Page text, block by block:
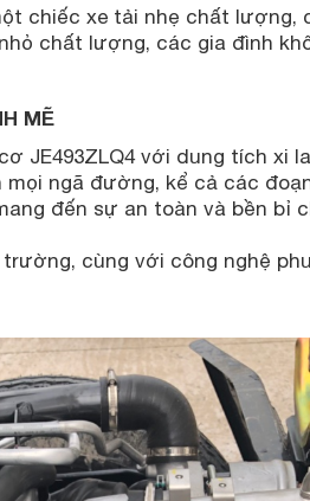
chiếc xe tải nhẹ chất lượng,
chất lượng, các gia đình
MẼ
JE493ZLQ4 với dung tích xi
mọi ngã đường, kể cả các
đến sự an toàn và bền bỉ
cùng với công nghệ